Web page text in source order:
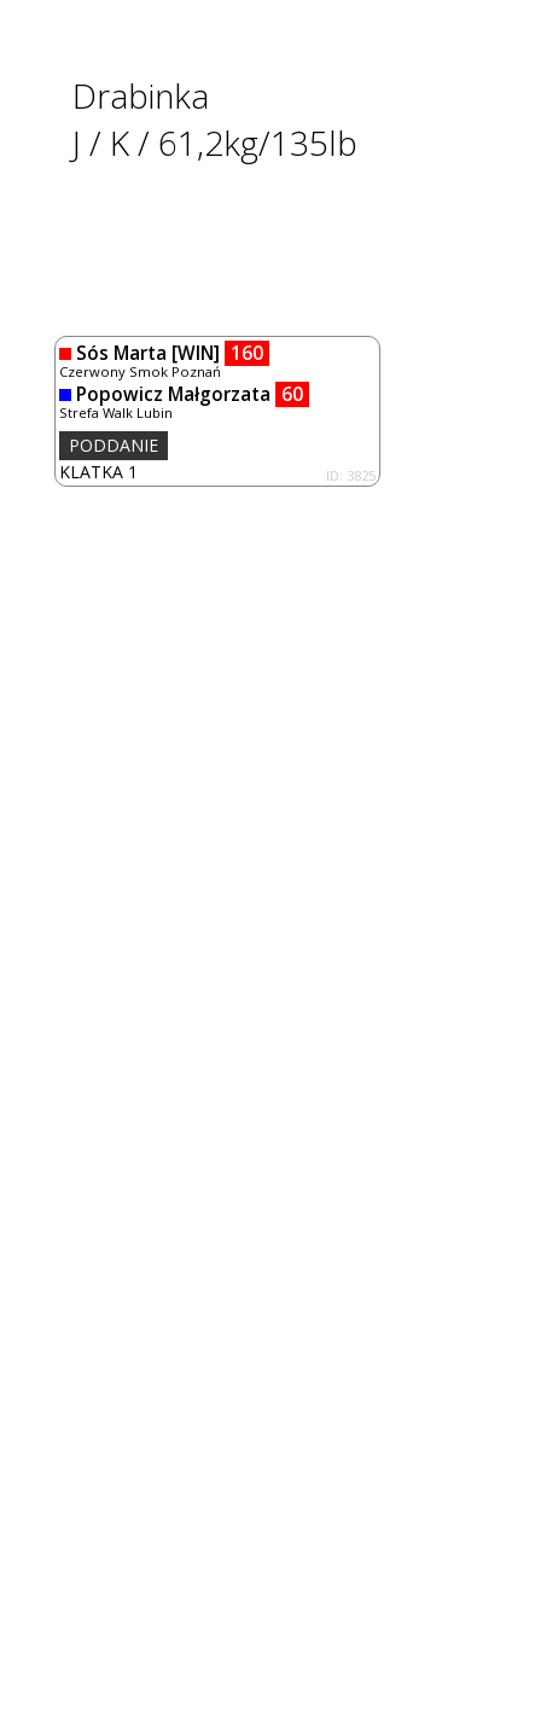
Drabinka
J / K / 61,2kg/135lb
Sós Marta [WIN] 160
Czerwony Smok Poznań
Popowicz Małgorzata 60
Strefa Walk Lubin
KLATKA 1 ID: 3825
PODDANIE